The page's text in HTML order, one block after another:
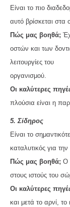
Είναι το πιο
αυτό βρίσκεται στα
Πώς μας βοηθά;
οστών και των
λειτουργίες του
οργανισμού.
Οι καλύτερες
πλούσια είναι η
5. Σίδηρος
Είναι το
καταλυτικός για
Πώς μας βοηθά; Ο
στους ιστούς του
Οι καλύτερες
και μετά το αρνί, το